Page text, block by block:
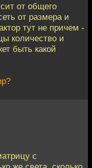
от общего
от размера и
тут не причем -
количество и
быть какой
с